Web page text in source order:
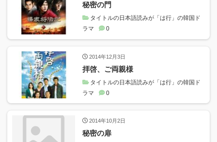
秘密の門
タイトルの日本語読みが「は行」の韓国ド
ラマ
0
2014年12月3日
拝啓、ご両親様
タイトルの日本語読みが「は行」の韓国ド
ラマ
0
2014年10月2日
秘密の扉